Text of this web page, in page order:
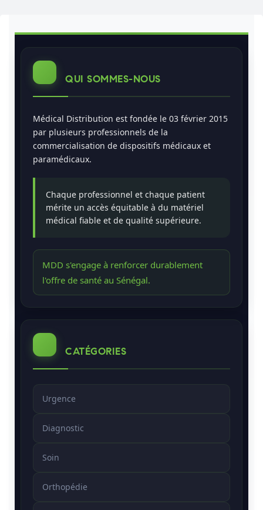
QUI SOMMES-NOUS
Médical Distribution est fondée le 03 février 2015
par plusieurs professionnels de la
commercialisation de dispositifs médicaux et
paramédicaux.
Chaque professionnel et chaque patient
mérite un accès équitable à du matériel
médical fiable et de qualité supérieure.
MDD s'engage à renforcer durablement
l'offre de santé au Sénégal.
CATÉGORIES
Urgence
Diagnostic
Soin
Orthopédie